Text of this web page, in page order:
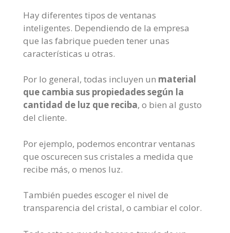
Hay diferentes tipos de ventanas
inteligentes. Dependiendo de la empresa
que las fabrique pueden tener unas
características u otras.
Por lo general, todas incluyen un material
que cambia sus propiedades según la
cantidad de luz que reciba, o bien al gusto
del cliente.
Por ejemplo, podemos encontrar ventanas
que oscurecen sus cristales a medida que
recibe más, o menos luz.
También puedes escoger el nivel de
transparencia del cristal, o cambiar el color.